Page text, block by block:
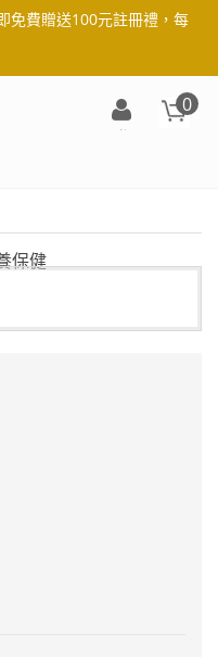
費贈送100元註冊禮，每
0
保健